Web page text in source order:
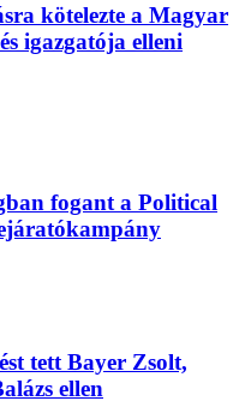
kötelezte a Magyar
igazgatója elleni
fogant a Political
tett Bayer Zsolt,
ellen